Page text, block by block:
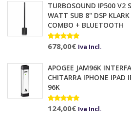
TURBOSOUND IP500 V2
WATT SUB 8" DSP
COMBO + BLUETOOTH
Valutato 10.00su 5
678,00€ Iva Incl.
APOGEE JAM96K
CHITARRA IPHONE IPAD
96K
Valutato
124,00€ Iva Incl.